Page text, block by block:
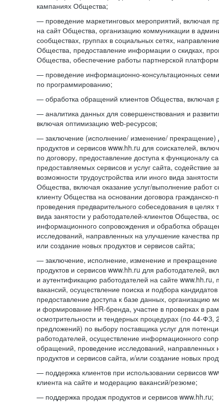
кампаниях Общества;
— проведение маркетинговых мероприятий, включая
на сайт Общества, организацию коммуникации в
сообществах, группах в социальных сетях,
Общества, предоставление информации о скидках,
Общества, обеспечение работы партнерской
— проведение информационно-консультационных
по программированию;
— обработка обращений клиентов Общества, включая
— аналитика данных для совершенствования и
включая оптимизацию web-ресурсов;
— заключение (исполнение/ изменение/ прекращение)
продуктов и сервисов www.hh.ru для соискателей,
по договору, предоставление доступа к функционалу
предоставляемых сервисов и услуг сайта, содействие
возможности трудоустройства или иного вида
Общества, включая оказание услуг/выполнение работ
клиенту Общества на основании договора гражданско-
проведения предварительного собеседования в целях
вида занятости у работодателей-клиентов Общества,
информационного сопровождения и обработка
исследований, направленных на улучшение качества
или создание новых продуктов и сервисов сайта;
— заключение, исполнение, изменение и прекращение
продуктов и сервисов www.hh.ru для работодателей,
и аутентификацию работодателей на сайте www.hh.ru,
вакансий, осуществление поиска и подбора
предоставление доступа к базе данных, организацию
и формирование HR-бренда, участие в проверках в
осмотрительности и тендерных процедурах (по 44-ФЗ,
предложений) по выбору поставщика услуг для
работодателей, осуществление информационного
обращений, проведение исследований, направленных
продуктов и сервисов сайта, и/или создание новых
— поддержка клиентов при использовании сервисов
клиента на сайте и модерацию вакансий/резюме;
— поддержка продаж продуктов и сервисов www.hh.ru;